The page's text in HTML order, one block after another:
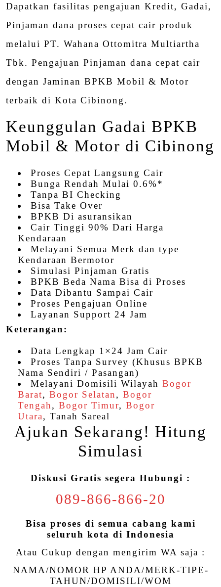
Dapatkan fasilitas pengajuan Kredit, Gadai,
Pinjaman dana proses cepat cair produk
melalui PT. Wahana Ottomitra Multiartha
Tbk. Pengajuan Pinjaman dana cepat cair
dengan Jaminan BPKB Mobil & Motor
terbaik di Kota Cibinong.
Keunggulan Gadai BPKB
Mobil & Motor di Cibinong
Proses Cepat Langsung Cair
Bunga Rendah Mulai 0.6%*
Tanpa BI Checking
Bisa Take Over
BPKB Di asuransikan
Cair Tinggi 90% Dari Harga
Kendaraan
Melayani Semua Merk dan type
Kendaraan Bermotor
Simulasi Pinjaman Gratis
BPKB Beda Nama Bisa di Proses
Data Dibantu Sampai Cair
Proses Pengajuan Online
Layanan Support 24 Jam
Keterangan:
Data Lengkap 1×24 Jam Cair
Proses Tanpa Survey (Khusus BPKB
Nama Sendiri / Pasangan)
Melayani Domisili Wilayah Bogor
Barat, Bogor Selatan, Bogor
Tengah, Bogor Timur, Bogor
Utara, Tanah Sareal
Ajukan Sekarang! Hitung
Simulasi
Diskusi Gratis segera Hubungi :
089-866-866-20
Bisa proses di semua cabang kami
seluruh kota di Indonesia
Atau Cukup dengan mengirim WA saja :
NAMA/NOMOR HP ANDA/MERK-TIPE-
TAHUN/DOMISILI/WOM